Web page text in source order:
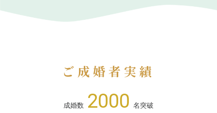
ご成婚者実績
成婚数 2000 名突破